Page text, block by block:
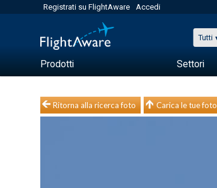
Registrati su FlightAware Accedi
Tutti
Prodotti Settori
Ritorna alla ricerca foto Carica le tue foto